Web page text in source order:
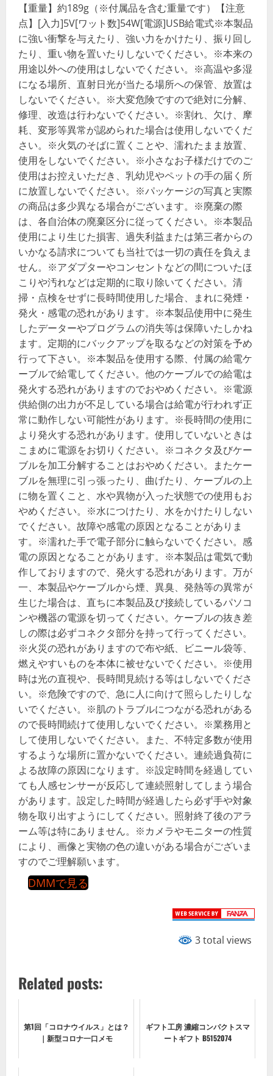
【重量】約189g（※付属品を含む重量です）【注意
点】[入力]5V[ワット数]54W[電源]USB給電式※本製品
に強い衝撃を与えたり、強い力をかけたり、振り回し
たり、重い物を置いたりしないでください。※本来の
用途以外への使用はしないでください。※高温や多湿
になる場所、直射日光が当たる場所への保管、放置は
しないでください。※大変危険ですので絶対に分解、
修理、改造は行わないでください。※割れ、欠け、摩
耗、変形等異常が認められた場合は使用しないでくだ
さい。※火気のそばに置くことや、濡れたまま放置、
使用をしないでください。※小さなお子様だけでのご
使用はお控えいただき、乳幼児やペットの手の届く所
に放置しないでください。※パッケージの写真と実際
の商品は多少異なる場合がございます。※廃棄の際
は、各自治体の廃棄区分に従ってください。※本製品
使用により生じた損害、過失利益または第三者からの
いかなる請求についても当社では一切の責任を負えま
せん。※アダプターやコンセントなどの間についたほ
こりや汚れなどは定期的に取り除いてください。清
掃・点検をせずに長時間使用した場合、まれに発煙・
発火・感電の恐れがあります。※本製品使用中に発生
したデーターやプログラムの消失等は保障いたしかね
ます。定期的にバックアップを取るなどの対策を予め
行って下さい。※本製品を使用する際、付属の給電ケ
ーブルで給電してください。他のケーブルでの給電は
発火する恐れがありますのでおやめください。※電源
供給側の出力が不足している場合は給電が行われず正
常に動作しない可能性があります。※長時間の使用に
より発火する恐れがあります。使用していないときは
こまめに電源をお切りください。※コネクタ及びケー
ブルを加工分解することはおやめください。またケー
ブルを無理に引っ張ったり、曲げたり、ケーブルの上
に物を置くこと、水や異物が入った状態での使用もお
やめください。※水につけたり、水をかけたりしない
でください。故障や感電の原因となることがありま
す。※濡れた手で電子部分に触らないでください。感
電の原因となることがあります。※本製品は電気で動
作しておりますので、発火する恐れがあります。万が
一、本製品やケーブルから煙、異臭、発熱等の異常が
生じた場合は、直ちに本製品及び接続しているパソコ
ンや機器の電源を切ってください。ケーブルの抜き差
しの際は必ずコネクタ部分を持って行ってください。
※火災の恐れがありますので布や紙、ビニール袋等、
燃えやすいものを本体に被せないでください。※使用
時は光の直視や、長時間見続ける等はしないでくださ
い。※危険ですので、急に人に向けて照らしたりしな
いでください。※肌のトラブルにつながる恐れがある
ので長時間続けて使用しないでください。※業務用と
して使用しないでください。また、不特定多数が使用
するような場所に置かないでください。連続過負荷に
よる故障の原因になります。※設定時間を経過してい
ても人感センサーが反応して連続照射してしまう場合
があります。設定した時間が経過したら必ず手や対象
物を取り出すようにしてください。照射終了後のアラ
ーム等は特にありません。※カメラやモニターの性質
により、画像と実物の色の違いがある場合がございま
すのでご理解願います。
DMMで見る
3 total views
Related posts:
第1回「コロナウイルス」とは？
｜新型コロナ一口メモ
ギフト工房 濃縮コンパクトスマ
ートギフト B5152074